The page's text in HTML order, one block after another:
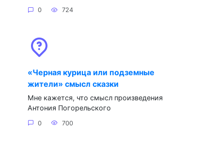
0 724
«Черная курица или подземные
жители» смысл сказки
Мне кажется, что смысл произведения
Антония Погорельского
0 700